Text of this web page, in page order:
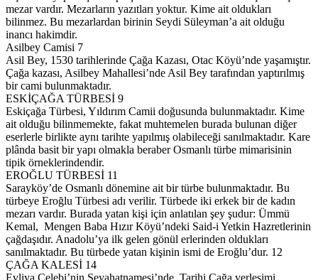
mezar vardır. Mezarların yazıtları yoktur. Kime ait oldukları
bilinmez. Bu mezarlardan birinin Seydi Süleyman’a ait olduğu
inancı hakimdir.
Asilbey Camisi 7
Asil Bey, 1530 tarihlerinde Çağa Kazası, Otac Köyü’nde yaşamıştır.
Çağa kazası, Asilbey Mahallesi’nde Asil Bey tarafından yaptırılmış
bir cami bulunmaktadır.
ESKİÇAĞA TÜRBESİ 9
Eskiçağa Türbesi, Yıldırım Camii doğusunda bulunmaktadır. Kime
ait olduğu bilinmemekte, fakat muhtemelen burada bulunan diğer
eserlerle birlikte aynı tarihte yapılmış olabileceği sanılmaktadır. Kare
plânda basit bir yapı olmakla beraber Osmanlı türbe mimarisinin
tipik örneklerindendir.
EROĞLU TÜRBESİ 11
Sarayköy’de Osmanlı dönemine ait bir türbe bulunmaktadır. Bu
türbeye Eroğlu Türbesi adı verilir. Türbede iki erkek bir de kadın
mezarı vardır. Burada yatan kişi için anlatılan şey şudur: Ümmü
Kemal, Mengen Baba Hızır Köyü’ndeki Said-i Yetkin Hazretlerinin
çağdaşıdır. Anadolu’ya ilk gelen gönül erlerinden oldukları
sanılmaktadır. Bu türbede yatan kişinin ismi de Eroğlu’dur. 12
ÇAĞA KALESİ 14